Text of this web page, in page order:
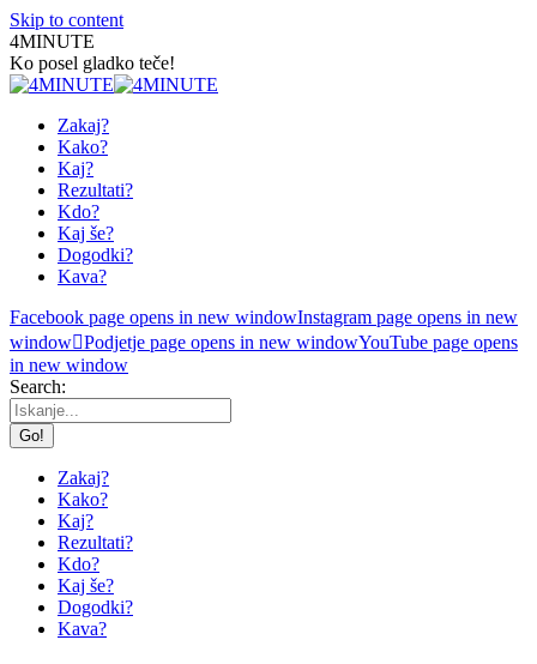
Skip to content
4MINUTE
Ko posel gladko teče!
Zakaj?
Kako?
Kaj?
Rezultati?
Kdo?
Kaj še?
Dogodki?
Kava?
Facebook page opens in new windowInstagram page opens in new
window Podjetje page opens in new windowYouTube page opens
in new window
Search:
Zakaj?
Kako?
Kaj?
Rezultati?
Kdo?
Kaj še?
Dogodki?
Kava?